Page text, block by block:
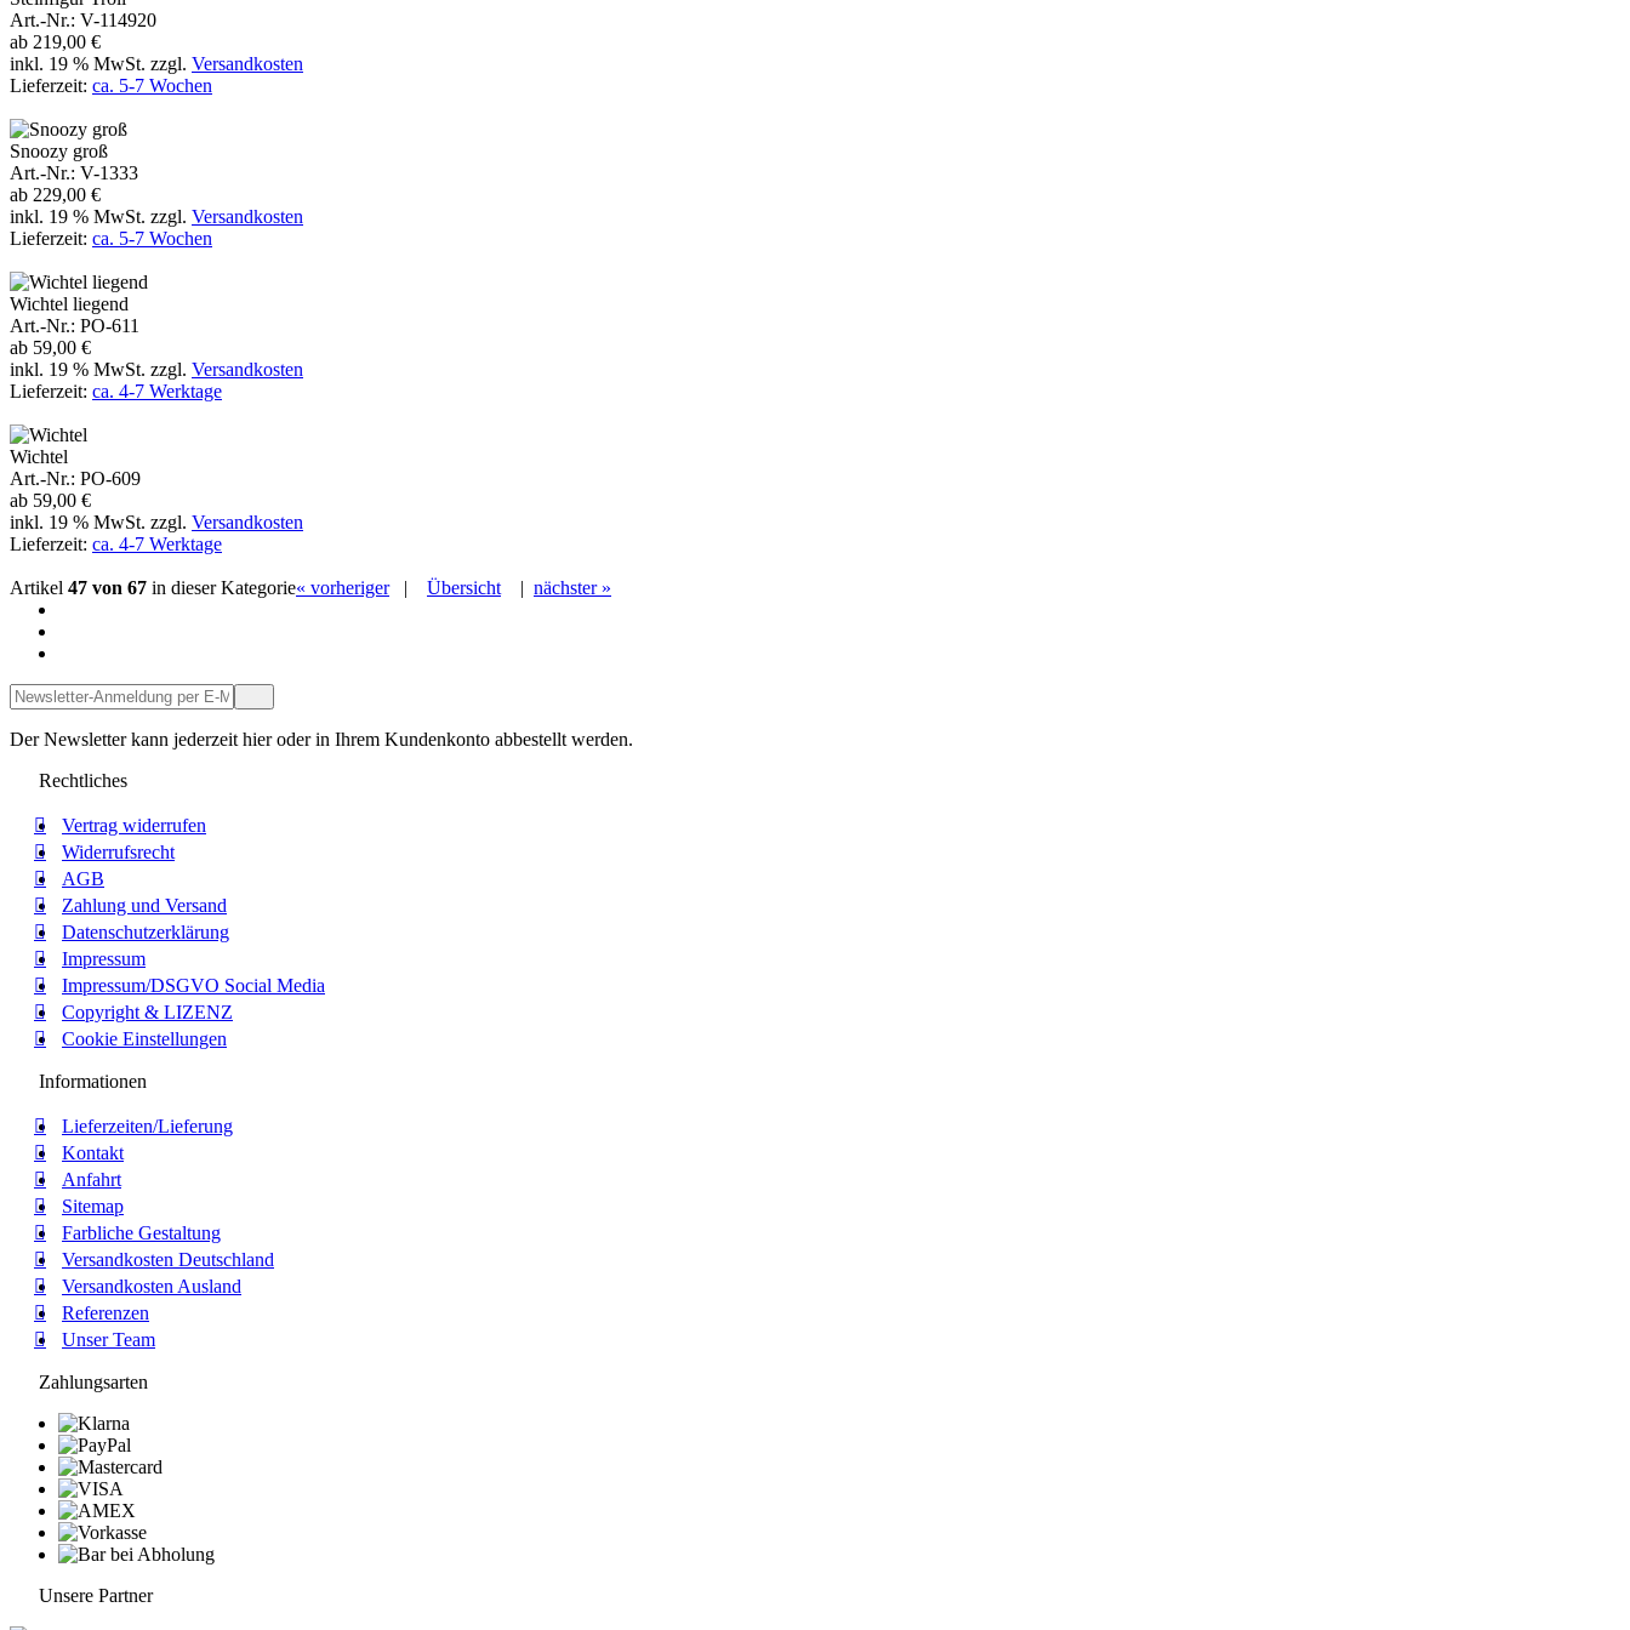
Art.-Nr.: V-114920
ab 219,00 €
inkl. 19 % MwSt. zzgl. Versandkosten
Lieferzeit: ca. 5-7 Wochen
Snoozy groß
Snoozy groß
Art.-Nr.: V-1333
ab 229,00 €
inkl. 19 % MwSt. zzgl. Versandkosten
Lieferzeit: ca. 5-7 Wochen
Wichtel liegend
Wichtel liegend
Art.-Nr.: PO-611
ab 59,00 €
inkl. 19 % MwSt. zzgl. Versandkosten
Lieferzeit: ca. 4-7 Werktage
Wichtel
Wichtel
Art.-Nr.: PO-609
ab 59,00 €
inkl. 19 % MwSt. zzgl. Versandkosten
Lieferzeit: ca. 4-7 Werktage
Artikel 47 von 67 in dieser Kategorie« vorheriger| Übersicht| nächster »
Der Newsletter kann jederzeit hier oder in Ihrem Kundenkonto abbestellt werden.
Rechtliches
Vertrag widerrufen
Widerrufsrecht
AGB
Zahlung und Versand
Datenschutzerklärung
Impressum
Impressum/DSGVO Social Media
Copyright & LIZENZ
Cookie Einstellungen
Informationen
Lieferzeiten/Lieferung
Kontakt
Anfahrt
Sitemap
Farbliche Gestaltung
Versandkosten Deutschland
Versandkosten Ausland
Referenzen
Unser Team
Zahlungsarten
Unsere Partner